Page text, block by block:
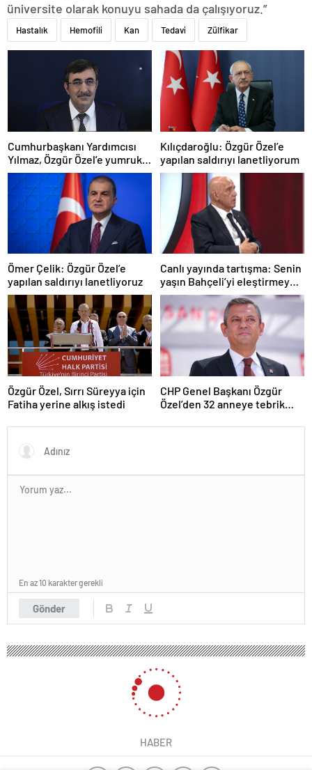
üniversite olarak konuyu sahada da çalışıyoruz.”
Hastalık Hemofili Kan Tedavi Zülfikar
Cumhurbaşkanı Yardımcısı
Yılmaz, Özgür Özel’e yumruklu
saldırıyı kınadı
Kılıçdaroğlu: Özgür Özel’e
yapılan saldırıyı lanetliyorum
Ömer Çelik: Özgür Özel’e
yapılan saldırıyı lanetliyoruz
Canlı yayında tartışma: Senin
yaşın Bahçeli’yi eleştirmeye
yetmez
Özgür Özel, Sırrı Süreyya için
Fatiha yerine alkış istedi
CHP Genel Başkanı Özgür
Özel’den 32 anneye tebrik
Gönder
En az 10 karakter gerekli
HABER